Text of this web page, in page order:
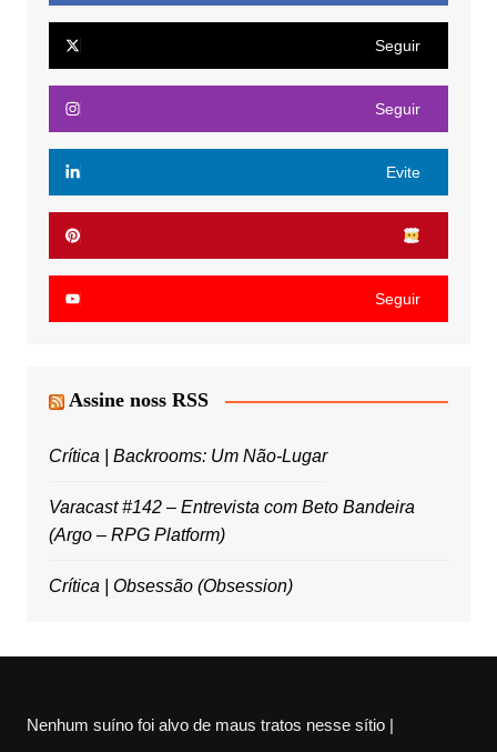
Seguir
Seguir
Evite
Seguir
Assine noss RSS
Crítica | Backrooms: Um Não-Lugar
Varacast #142 – Entrevista com Beto Bandeira
(Argo – RPG Platform)
Crítica | Obsessão (Obsession)
Nenhum suíno foi alvo de maus tratos nesse sítio |